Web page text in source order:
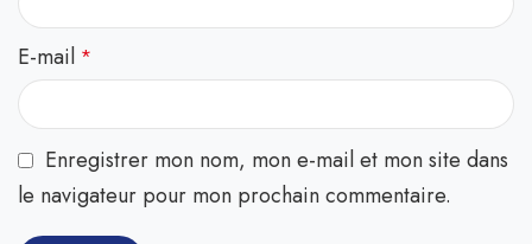
E-mail *
Enregistrer mon nom, mon e-mail et mon site dans
le navigateur pour mon prochain commentaire.